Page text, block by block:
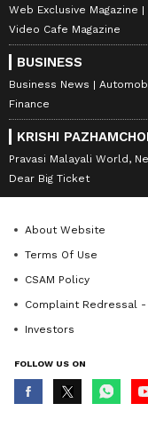
Web Exclusive Magazine
Video Cafe Magazine
BUSINESS
Business News
Finance
KRISHI
Pravasi Malayali World,
Dear Big Ticket
About Website
Terms Of Use
CSAM Policy
Complaint Redressal -
Investors
FOLLOW US ON